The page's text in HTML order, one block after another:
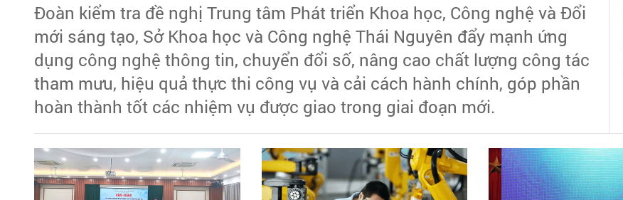
Đoàn kiểm tra đề nghị Trung tâm Phát triển Khoa học, Công nghệ và Đổi
mới sáng tạo, Sở Khoa học và Công nghệ Thái Nguyên đẩy mạnh ứng
dụng công nghệ thông tin, chuyển đổi số, nâng cao chất lượng công tác
tham mưu, hiệu quả thực thi công vụ và cải cách hành chính, góp phần
hoàn thành tốt các nhiệm vụ được giao trong giai đoạn mới.